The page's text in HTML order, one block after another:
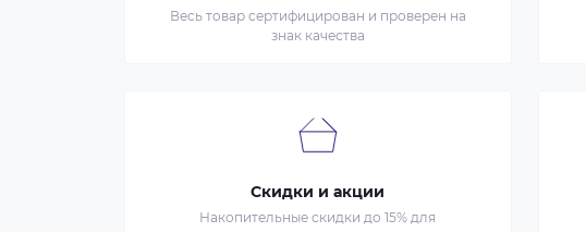
Весь товар сертифицирован и проверен на
знак качества
Скидки и акции
Накопительные скидки до 15% для